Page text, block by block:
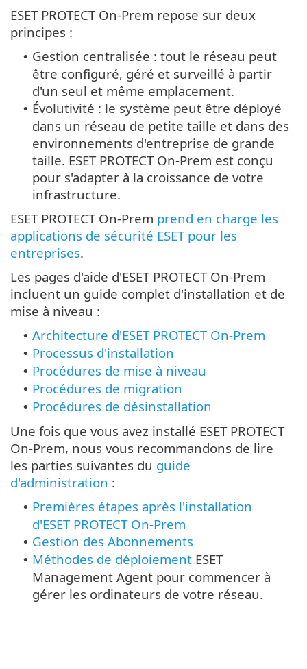
ESET PROTECT On-Prem repose sur deux
principes :
• Gestion centralisée : tout le réseau peut
être configuré, géré et surveillé à partir
d'un seul et même emplacement.
• Évolutivité : le système peut être déployé
dans un réseau de petite taille et dans des
environnements d'entreprise de grande
taille. ESET PROTECT On-Prem est conçu
pour s'adapter à la croissance de votre
infrastructure.
ESET PROTECT On-Prem prend en charge les
applications de sécurité ESET pour les
entreprises.
Les pages d'aide d'ESET PROTECT On-Prem
incluent un guide complet d'installation et de
mise à niveau :
• Architecture d'ESET PROTECT On-Prem
• Processus d'installation
• Procédures de mise à niveau
• Procédures de migration
• Procédures de désinstallation
Une fois que vous avez installé ESET PROTECT
On-Prem, nous vous recommandons de lire
les parties suivantes du guide
d'administration :
• Premières étapes après l'installation
d'ESET PROTECT On-Prem
• Gestion des Abonnements
• Méthodes de déploiement ESET
Management Agent pour commencer à
gérer les ordinateurs de votre réseau.